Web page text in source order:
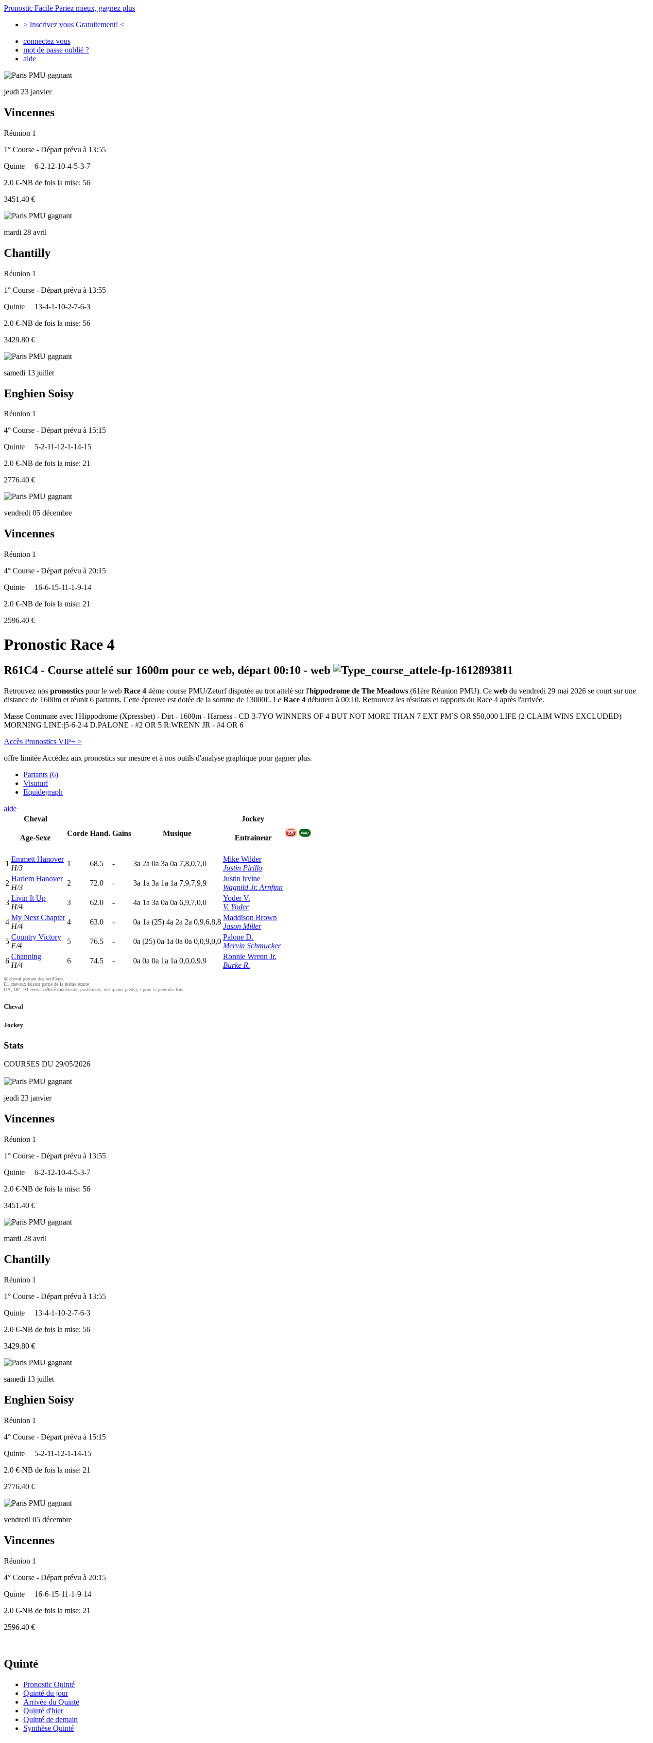
Pronostic Facile Pariez mieux, gagnez plus
> Inscrivez vous Gratuitement! <
connectez vous
mot de passe oublié ?
aide
jeudi 23 janvier
Vincennes
Réunion 1
1° Course - Départ prévu à 13:55
Quinte
6-2-12-10-4-5-3-7
2.0 €-NB de fois la mise: 56
3451.40 €
mardi 28 avril
Chantilly
Réunion 1
1° Course - Départ prévu à 13:55
Quinte
13-4-1-10-2-7-6-3
2.0 €-NB de fois la mise: 56
3429.80 €
samedi 13 juillet
Enghien Soisy
Réunion 1
4° Course - Départ prévu à 15:15
Quinte
5-2-11-12-1-14-15
2.0 €-NB de fois la mise: 21
2776.40 €
vendredi 05 décembre
Vincennes
Réunion 1
4° Course - Départ prévu à 20:15
Quinte
16-6-15-11-1-9-14
2.0 €-NB de fois la mise: 21
2596.40 €
Pronostic Race 4
R61C4 - Course attelé sur 1600m pour ce web, départ 00:10 - web
Retrouvez nos pronostics pour le web Race 4 4ème course PMU/Zeturf disputée au trot attelé sur l'hippodrome de The Meadows (61ère Réunion PMU). Ce web du vendredi 29 mai 2026 se court sur une
distance de 1600m et réunit 6 partants. Cette épreuve est dotée de la somme de 13000€. Le Race 4 débutera à 00:10. Retrouvez les résultats et rapports du Race 4 après l'arrivée.
Masse Commune avec l'Hippodrome (Xpressbet) - Dirt - 1600m - Harness - CD 3-7YO WINNERS OF 4 BUT NOT MORE THAN 7 EXT PM`S OR|$50,000 LIFE (2 CLAIM WINS EXCLUDED)
MORNING LINE:|5-6-2-4 D.PALONE - #2 OR 5 R.WRENN JR - #4 OR 6
Accès Pronostics VIP+ >
offre limitée Accédez aux pronostics sur mesure et à nos outils d'analyse graphique pour gagner plus.
Partants (6)
Visuturf
Equidegraph
aide
Cheval
Age-Sexe
Corde Hand. Gains Musique
Jockey
Entraineur
1
Emmett Hanover
H/3
1 68.5 - 3a 2a 0a 3a 0a 7,8,0,7,0
Mike Wilder
Justin Pirillo
2
Harlem Hanover
H/3
2 72.0 - 3a 1a 3a 1a 1a 7,9,7,9,9
Justin Irvine
Wagnild Jr. Arnfinn
3
Livin It Up
H/4
3 62.0 - 4a 1a 3a 0a 0a 6,9,7,0,0
Yoder V.
V. Yoder
4
My Next Chapter
H/4
4 63.0 - 0a 1a (25) 4a 2a 2a 0,9,6,8,8
Maddison Brown
Jason Miller
5
Country Victory
F/4
5 76.5 - 0a (25) 0a 1a 0a 0a 0,0,9,0,0
Palone D.
Mervin Schmucker
6
Channing
H/4
6 74.5 - 0a 0a 0a 1a 1a 0,0,0,9,9
Ronnie Wrenn Jr.
Burke R.
⊗ cheval portant des oeilllères
E1 chevaux faisant partie de la même écurie
DA, DP, D4 cheval déferré (antérieurs, postérieurs, des quatre pieds), • pour la première fois.
Cheval
Jockey
Stats
COURSES DU 29/05/2026
jeudi 23 janvier
Vincennes
Réunion 1
1° Course - Départ prévu à 13:55
Quinte
6-2-12-10-4-5-3-7
2.0 €-NB de fois la mise: 56
3451.40 €
mardi 28 avril
Chantilly
Réunion 1
1° Course - Départ prévu à 13:55
Quinte
13-4-1-10-2-7-6-3
2.0 €-NB de fois la mise: 56
3429.80 €
samedi 13 juillet
Enghien Soisy
Réunion 1
4° Course - Départ prévu à 15:15
Quinte
5-2-11-12-1-14-15
2.0 €-NB de fois la mise: 21
2776.40 €
vendredi 05 décembre
Vincennes
Réunion 1
4° Course - Départ prévu à 20:15
Quinte
16-6-15-11-1-9-14
2.0 €-NB de fois la mise: 21
2596.40 €
Quinté
Pronostic Quinté
Quinté du jour
Arrivée du Quinté
Quinté d'hier
Quinté de demain
Synthèse Quinté